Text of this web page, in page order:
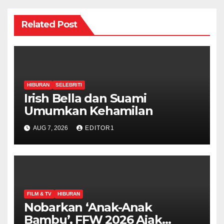
Related Post
HIBURAN SELEBRITI
Irish Bella dan Suami
Umumkan Kehamilan
AUG 7, 2026 EDITOR1
FILM & TV HIBURAN
Nobarkan ‘Anak-Anak
Bambu’, FFW 2026 Ajak